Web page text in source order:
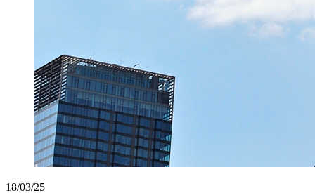
18/03/25